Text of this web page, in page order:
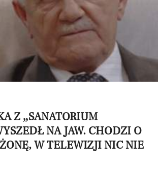
Z „SANATORIUM
NA JAW. CHODZI O
W TELEWIZJI NIC NIE